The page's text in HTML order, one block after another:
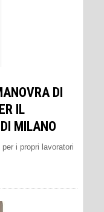
DI
IL
MILANO
per i propri lavoratori